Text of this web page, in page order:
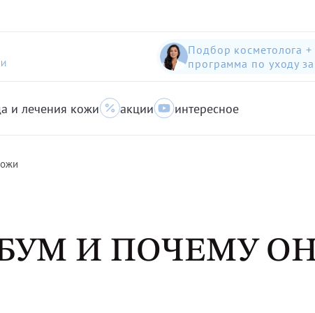
Подбор косметолога +
программа по уходу
и лечения кожи акции интересное
И ПОЧЕМУ